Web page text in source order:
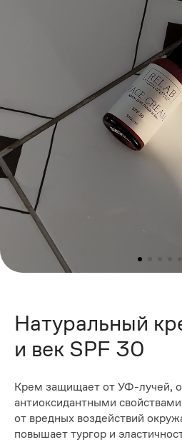
Натуральный
и век SPF 30
Крем защищает от УФ-лучей,
антиоксидантными
от вредных воздействий
повышает тургор и